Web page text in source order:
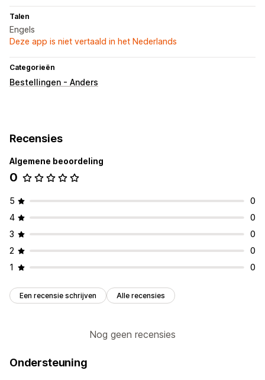
Talen
Engels
Deze app is niet vertaald in het Nederlands
Categorieën
Bestellingen - Anders
Recensies
Algemene beoordeling
0
5
0
4
0
3
0
2
0
1
0
Een recensie schrijven Alle recensies
Nog geen recensies
Ondersteuning